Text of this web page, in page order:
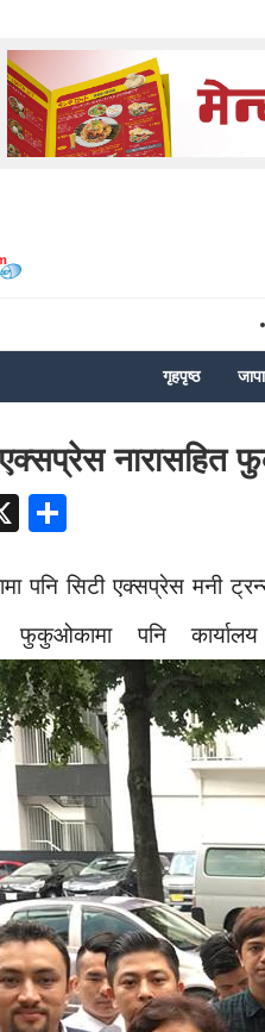
गृहपृष्ठ
एक्सप्रेस
X
पनि सिटी एक्सप्रेस मनी
फुकुओकामा पनि